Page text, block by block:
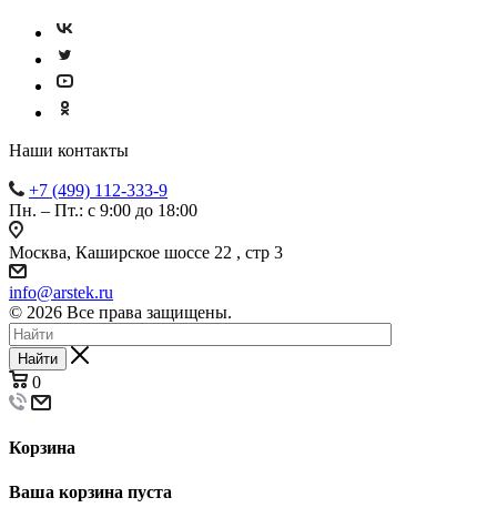
Наши контакты
+7 (499) 112-333-9
Пн. – Пт.: с 9:00 до 18:00
Москва, Каширское шоссе 22 , стр 3
info@arstek.ru
© 2026 Все права защищены.
Найти
0
Корзина
Ваша корзина пуста